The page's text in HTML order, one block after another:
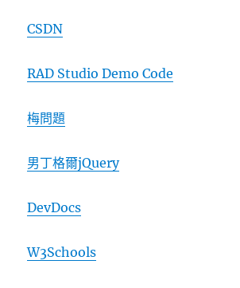
CSDN
RAD Studio Demo Code
梅問題
男丁格爾jQuery
DevDocs
W3Schools